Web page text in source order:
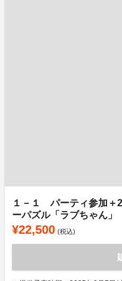
１－１ パーティ参加＋
ーパズル「ラブちゃん」
¥22,500 (税込)